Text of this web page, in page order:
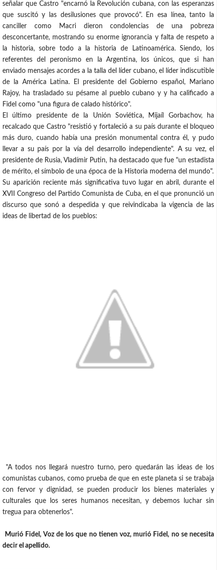
señalar que Castro "encarnó la Revolución cubana, con las esperanzas
que suscitó y las desilusiones que provocó". En esa línea, tanto la
canciller como Macri dieron condolencias de una pobreza
desconcertante, mostrando su enorme ignorancia y falta de respeto a
la historia, sobre todo a la historia de Latinoamérica. Siendo, los
referentes del peronismo en la Argentina, los únicos, que si han
enviado mensajes acordes a la talla del líder cubano, el líder indiscutible
de la América Latina. El presidente del Gobierno español, Mariano
Rajoy, ha trasladado su pésame al pueblo cubano y y ha calificado a
Fidel como "una figura de calado histórico".
El último presidente de la Unión Soviética, Mijaíl Gorbachov, ha
recalcado que Castro "resistió y fortaleció a su país durante el bloqueo
más duro, cuando había una presión monumental contra él, y pudo
llevar a su país por la vía del desarrollo independiente". A su vez, el
presidente de Rusia, Vladímir Putin, ha destacado que fue "un estadista
de mérito, el símbolo de una época de la Historia moderna del mundo".
Su aparición reciente más significativa tuvo lugar en abril, durante el
XVII Congreso del Partido Comunista de Cuba, en el que pronunció un
discurso que sonó a despedida y que reivindicaba la vigencia de las
ideas de libertad de los pueblos:
"A todos nos llegará nuestro turno, pero quedarán las ideas de los
comunistas cubanos, como prueba de que en este planeta si se trabaja
con fervor y dignidad, se pueden producir los bienes materiales y
culturales que los seres humanos necesitan, y debemos luchar sin
tregua para obtenerlos".
Murió Fidel, Voz de los que no tienen voz, murió Fidel, no se necesita
decir el apellido.